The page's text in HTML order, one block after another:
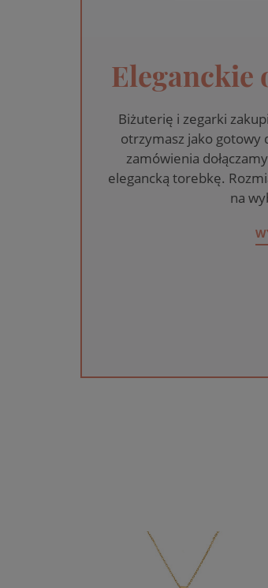
Eleganckie
Biżuterię i zegarki
otrzymasz jako gotowy
zamówienia
elegancką torebkę.
na